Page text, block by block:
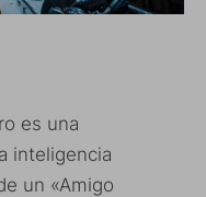
es una
inteligencia
un «Amigo